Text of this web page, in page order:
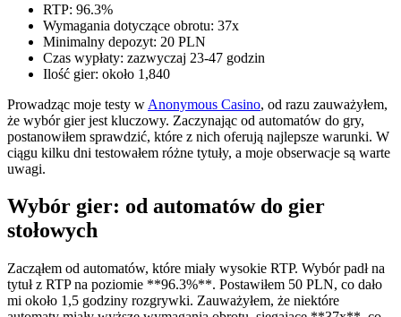
RTP: 96.3%
Wymagania dotyczące obrotu: 37x
Minimalny depozyt: 20 PLN
Czas wypłaty: zazwyczaj 23-47 godzin
Ilość gier: około 1,840
Prowadząc moje testy w Anonymous Casino, od razu zauważyłem,
że wybór gier jest kluczowy. Zaczynając od automatów do gry,
postanowiłem sprawdzić, które z nich oferują najlepsze warunki. W
ciągu kilku dni testowałem różne tytuły, a moje obserwacje są warte
uwagi.
Wybór gier: od automatów do gier
stołowych
Zacząłem od automatów, które miały wysokie RTP. Wybór padł na
tytuł z RTP na poziomie **96.3%**. Postawiłem 50 PLN, co dało
mi około 1,5 godziny rozgrywki. Zauważyłem, że niektóre